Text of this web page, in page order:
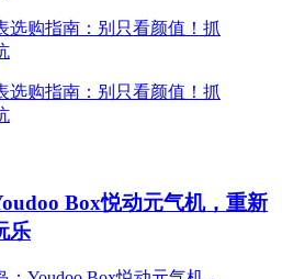
Box悦动元气机，重新
乐